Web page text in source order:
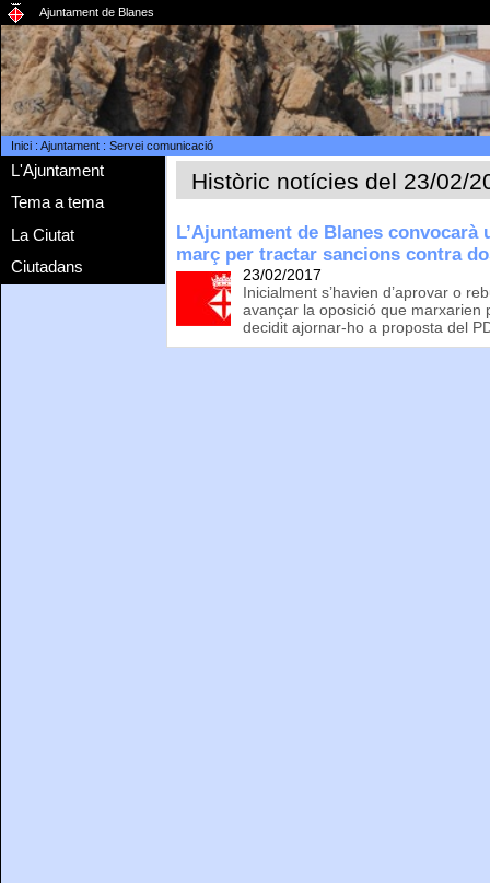
Ajuntament de Blanes
Inici: Ajuntament: Servei comunicació
L'Ajuntament
Tema a tema
La Ciutat
Ciutadans
Històric notícies del 23/02/
L’Ajuntament de Blanes
març per tractar sancions contra
23/02/2017
Inicialment s’havien d’aprovar o
avançar la oposició que marxarien
decidit ajornar-ho a proposta del